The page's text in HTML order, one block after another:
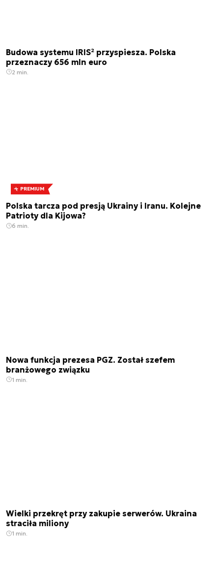
Budowa systemu IRIS² przyspiesza. Polska
przeznaczy 656 mln euro
2 min.
PREMIUM
Polska tarcza pod presją Ukrainy i Iranu. Kolejne
Patrioty dla Kijowa?
6 min.
Nowa funkcja prezesa PGZ. Został szefem
branżowego związku
1 min.
Wielki przekręt przy zakupie serwerów. Ukraina
straciła miliony
1 min.